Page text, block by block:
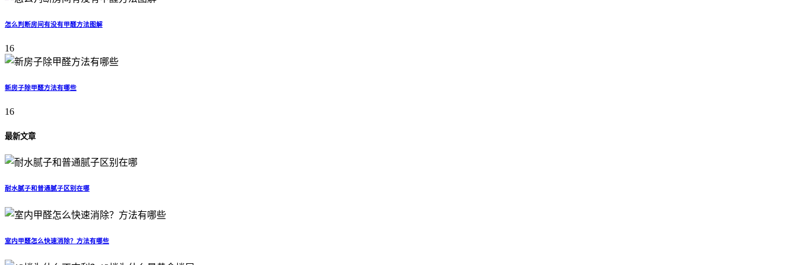
怎么判断房间有没有甲醛方法图解
16
新房子除甲醛方法有哪些
16
最新文章
耐水腻子和普通腻子区别在哪
室内甲醛怎么快速消除？方法有哪些